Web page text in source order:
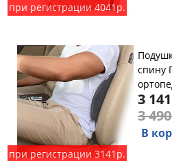
при регистрации 4041р.
при регистрации 3141р.
спину
3
3
В